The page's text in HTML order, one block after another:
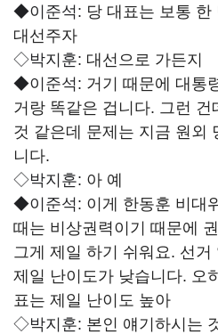
◆이준석: 당 대표는 보통
대선주자
◇박지훈: 대선으로 가든지
◆이준석: 거기 때문에 대통
거랑 똑같은 겁니다. 그런 건
것 같은데 문제는 지금 원외
니다.
◇박지훈: 아 예
◆이준석: 이게 한동훈 비대
때는 비상권력이기 때문에
그게 제일 하기 쉬워요. 선거
제일 난이도가 낮습니다. 오
표는 제일 난이도 높아
◇박지훈: 본인 얘기하시는